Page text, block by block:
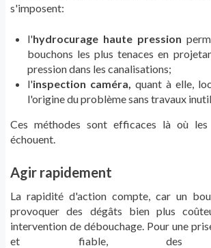
s'imposent:
l'hydrocurage haute pression
bouchons les plus tenaces en
pression dans les canalisations;
l'inspection caméra, quant à elle,
l'origine du problème sans travaux
Ces méthodes sont efficaces là où les
échouent.
Agir rapidement
La rapidité d'action compte, car un
provoquer des dégâts bien plus
intervention de débouchage. Pour une
et fiable, des